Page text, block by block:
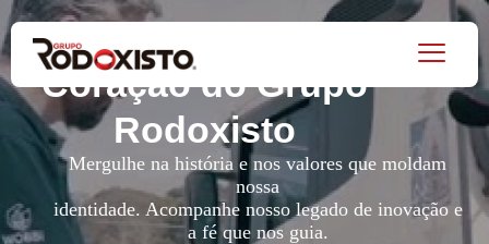
Conhecendo o
Coração do Grupo
Rodoxisto
Mergulhe na história e nos valores que moldam
nossa
identidade. Acompanhe nosso legado de inovação e
a fé que nos guia.